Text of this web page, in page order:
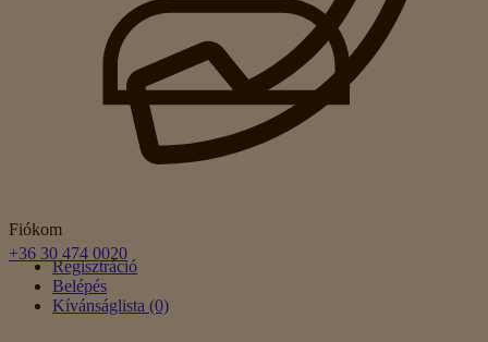
Fiókom
Regisztráció
Belépés
Kívánságlista (0)
+36 30 474 0020